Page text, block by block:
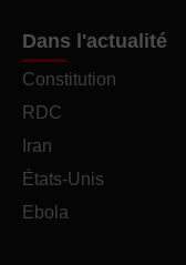
Dans l'actualité
Constitution
RDC
Iran
États-Unis
Ebola